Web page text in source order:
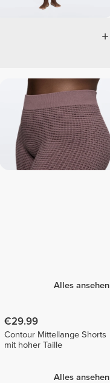
Alles ansehen
€29.99
Contour Mittellange Shorts
mit hoher Taille
Alles ansehen